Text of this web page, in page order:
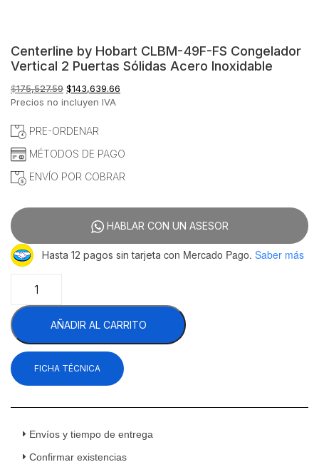
Centerline by Hobart CLBM-49F-FS Congelador
Vertical 2 Puertas Sólidas Acero Inoxidable
$175,527.59 El
precio
era:
$143,639.66
Precios no incluyen IVA
PRE-ORDENAR
MÉTODOS DE PAGO
ENVÍO POR COBRAR
HABLAR CON UN ASESOR
Hasta 12 pagos sin tarjeta con Mercado Pago. Saber más
Hobart
CLBM-
49F-
FS
Congelador
Vertical
Sólidas
Inoxidable
AÑADIR AL CARRITO
FICHA TÉCNICA
Envíos y tiempo de entrega
Confirmar existencias